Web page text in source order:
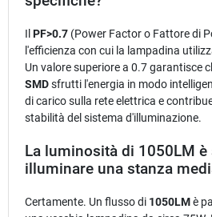
Il PF>0.7 (Power Factor o Fattore di
l'efficienza con cui la lampadina
Un valore superiore a 0.7 garantisce
SMDsfrutti l'energia in modo
di carico sulla rete elettrica e
stabilità del sistema d'illuminazione.
La luminosità di 1050LM
illuminare una stanza
Certamente. Un flusso di 1050LMè